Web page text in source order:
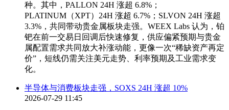
种。其中，PALLON 24H 涨超 6.8%；
PLATINUM（XPT）24H 涨超 6.7%；SLVON 24H 涨超
3.3%，共同带动贵金属板块走强。WEEX Labs 认为，铂
钯在前一交易日回调后快速修复，供应偏紧预期与贵金
属配置需求共同放大补涨动能，更像一次“稀缺资产再定
价”，短线仍需关注美元走势、利率预期及工业需求变
化。
半导体与消费板块走强，SOXS 24H 涨超 10%
2026-07-29 11:45